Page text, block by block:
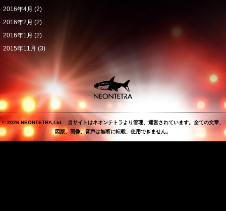
2016年4月 (2)
2016年2月 (2)
2016年1月 (2)
2015年11月 (3)
© 2026 NEONTETRA,Ltd. 当サイトはネオンテトラより管理、運営されています。全ての文章、
図版、画像、音声は無断に転載、使用できません。